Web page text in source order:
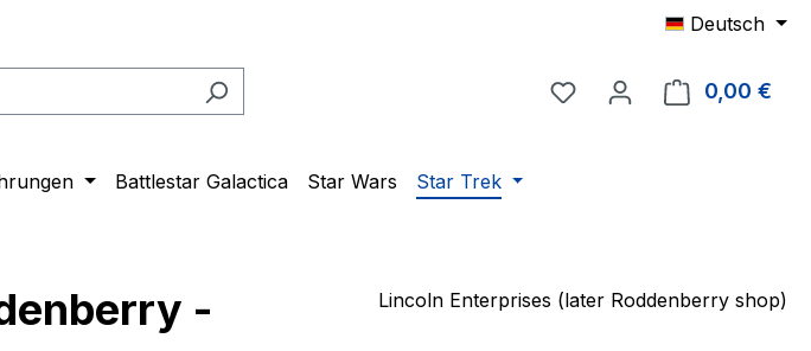
Deutsch
Du hast 0 Produkte auf
0,00 €
Battlestar Galactica Star Wars Star Trek
-
Lincoln Enterprises (later Roddenberry shop)